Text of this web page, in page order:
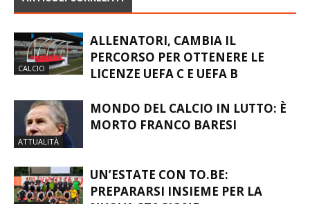
CALCIO
PERCORSO PER OTTENERE LE
LICENZE UEFA C E UEFA B
ATTUALITÀ
MORTO FRANCO BARESI
BASKET
PREPARARSI INSIEME PER LA
NUOVA STAGIONE